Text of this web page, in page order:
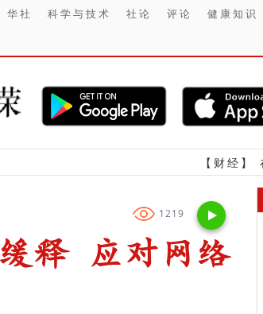
华社 科学与技术 社论 评论 健康知识
【财经】 在信息技术
1219
释 应对网络